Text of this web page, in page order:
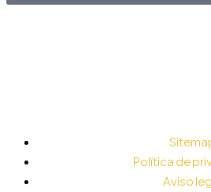
Política de
Aviso